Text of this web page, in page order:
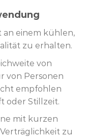
an einem kühlen,
zu erhalten.
von
von Personen
empfohlen
oder Stillzeit.
mit kurzen
zu